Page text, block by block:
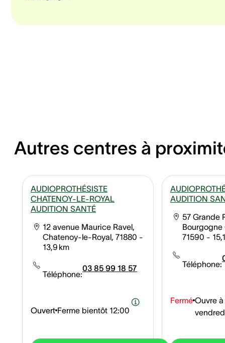
Autres centres à
AUDIOPROTHÉSISTE
CHATENOY-LE-ROYAL
AUDITION SANTÉ
12 avenue Maurice Ravel,
Chatenoy-le-Royal, 71880 -
13,9 km
Téléphone:
03 85 99 18 57
Ouvert Ferme bientôt 12:00
AUDITION
57 Grande
Bourgogne
71590 -
Téléphone:
Fermé Ouvre à